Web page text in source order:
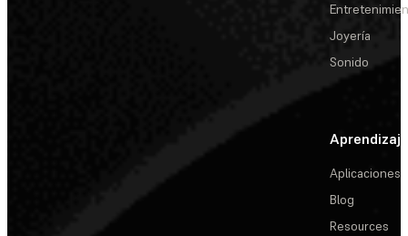
Joyería
Sonido
Aprendizaje
Aplicaciones
Blog
Resources